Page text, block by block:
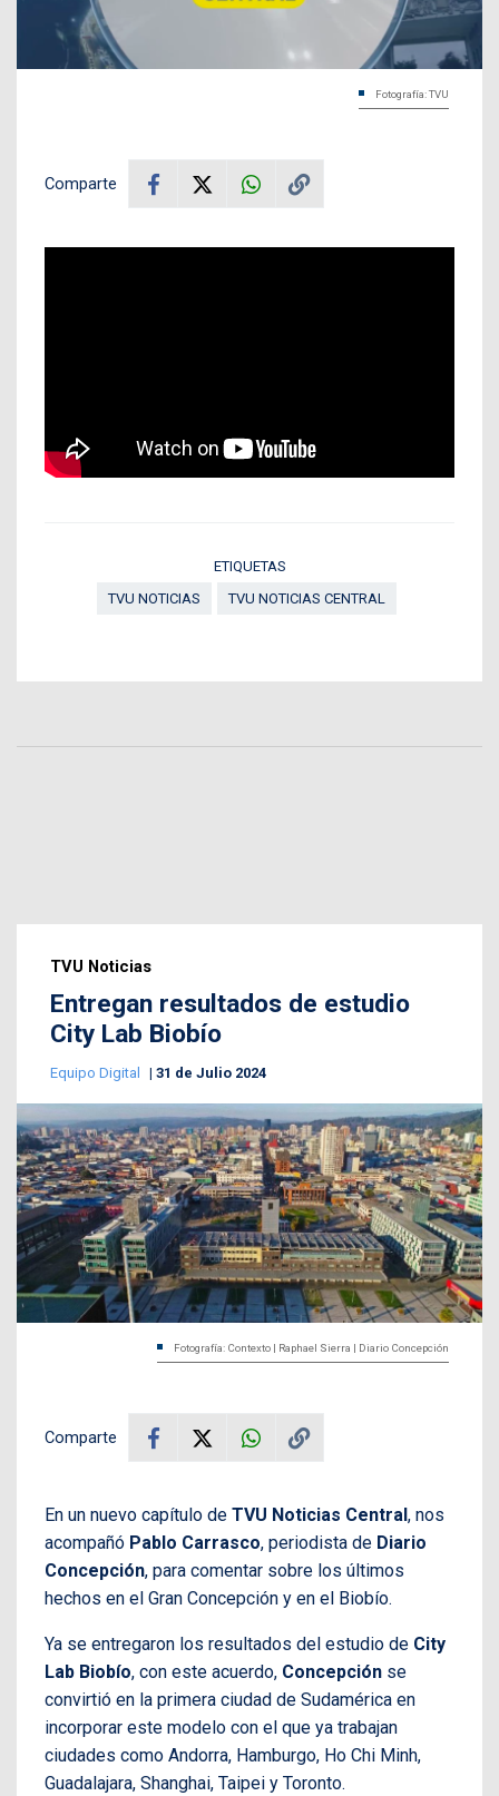
Fotografía: TVU
Comparte
ETIQUETAS
TVU NOTICIAS
TVU NOTICIAS CENTRAL
TVU Noticias
Entregan resultados de estudio
City Lab Biobío
Equipo Digital 31 de Julio 2024
Fotografía: Contexto | Raphael Sierra | Diario Concepción
Comparte
En un nuevo capítulo de TVU Noticias Central, nos
acompañó Pablo Carrasco, periodista de Diario
Concepción, para comentar sobre los últimos
hechos en el Gran Concepción y en el Biobío.
Ya se entregaron los resultados del estudio de City
Lab Biobío, con este acuerdo, Concepción se
convirtió en la primera ciudad de Sudamérica en
incorporar este modelo con el que ya trabajan
ciudades como Andorra, Hamburgo, Ho Chi Minh,
Guadalajara, Shanghai, Taipei y Toronto.